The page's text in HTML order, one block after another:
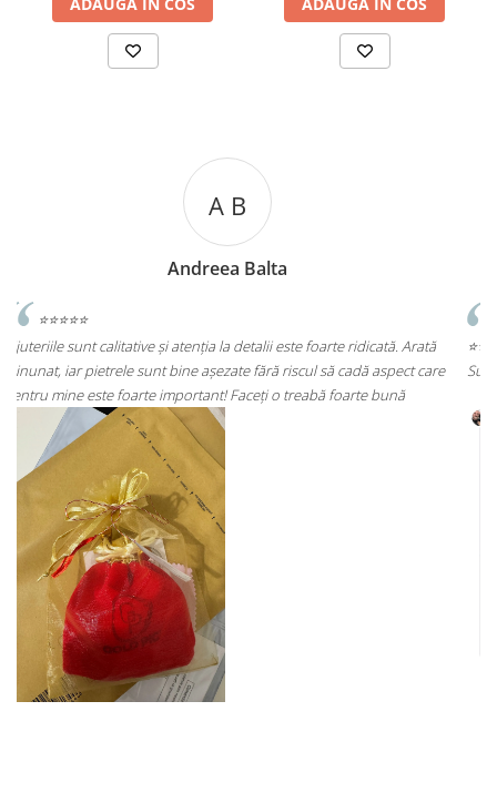
care
A C
Andreea Cicu
⭐⭐⭐⭐⭐
Super mulțumită!! Sunt superbi cerceii!!!